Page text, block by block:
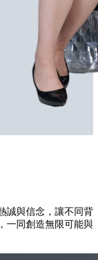
誠與信念，讓不同背
一同創造無限可能與